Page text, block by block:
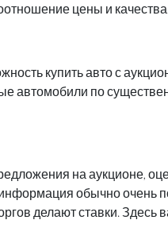
цены и качества.
купить авто с
автомобили по
на аукционе,
обычно очень
делают ставки.